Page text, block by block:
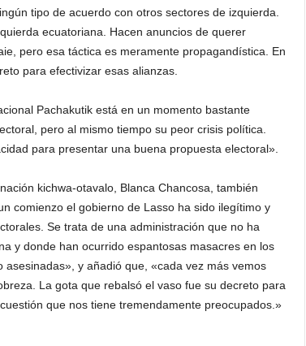
tipo de acuerdo con otros sectores de izquierda.
ecuatoriana. Hacen anuncios de querer
pero esa táctica es meramente propagandística. En
para efectivizar esas alianzas.
Pachakutik está en un momento bastante
pero al mismo tiempo su peor crisis política.
para presentar una buena propuesta electoral».
kichwa-otavalo, Blanca Chancosa, también
comienzo el gobierno de Lasso ha sido ilegítimo y
Se trata de una administración que no ha
y donde han ocurrido espantosas masacres en los
y añadió que, «cada vez más vemos
La gota que rebalsó el vaso fue su decreto para
que nos tiene tremendamente preocupados.»